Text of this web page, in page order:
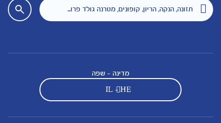
מדינה - שפה
IL - HE